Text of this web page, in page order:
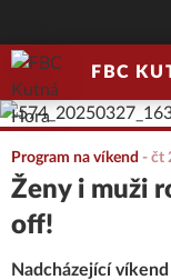
FBC
Program na víkend - čt
Ženy i muži
off!
Nadcházející